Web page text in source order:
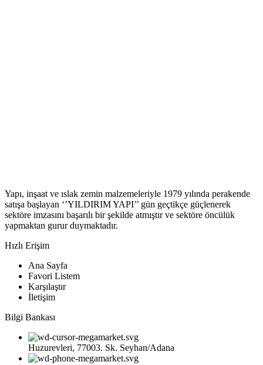
Yapı, inşaat ve ıslak zemin malzemeleriyle 1979 yılında perakende
satışa başlayan ‘’YILDIRIM YAPI’’ gün geçtikçe güçlenerek
sektöre imzasını başarılı bir şekilde atmıştır ve sektöre öncülük
yapmaktan gurur duymaktadır.
Hızlı Erişim
Ana Sayfa
Favori Listem
Karşılaştır
İletişim
Bilgi Bankası
Huzurevleri, 77003. Sk. Seyhan/Adana